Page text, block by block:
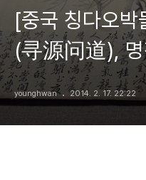
[중국 칭다오
(寻源问道), 명
younghwan 2014. 2. 17. 22:22